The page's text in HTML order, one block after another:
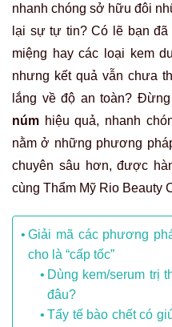
nhanh chóng sở hữu đôi
lại sự tự tin? Có lẽ bạn
miệng hay các loại kem
nhưng kết quả vẫn chưa
lắng về độ an toàn?
núm hiệu quả, nhanh
nằm ở những phương
chuyên sâu hơn, được
cùng Thẩm Mỹ Rio Beauty
Giải mã các phương
cho là “cấp tốc”
Dùng kem/serum trị
đâu?
Tẩy tế bào chết có